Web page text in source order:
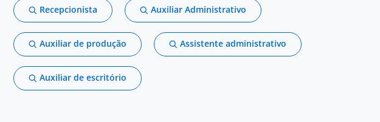
Recepcionista Auxiliar Administrativo
Auxiliar de produção Assistente administrativo
Auxiliar de escritório